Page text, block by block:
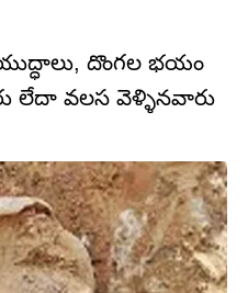
దొంగల భయం
లేదా వలస వెళ్ళినవారు